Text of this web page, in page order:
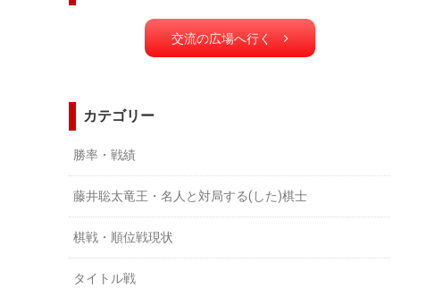
交流の広場へ行く
カテゴリー
勝率・戦績
藤井聡太竜王・名人と対局する(した)棋士
棋戦・順位戦現状
タイトル戦